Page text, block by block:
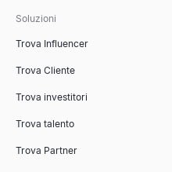
Soluzioni
Trova Influencer
Trova Cliente
Trova investitori
Trova talento
Trova Partner